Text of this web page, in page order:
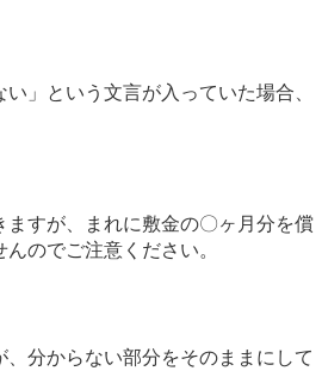
い」という文言が入っていた場合、
すが、まれに敷金の〇ヶ月分を償
のでご注意ください。
分からない部分をそのままにして